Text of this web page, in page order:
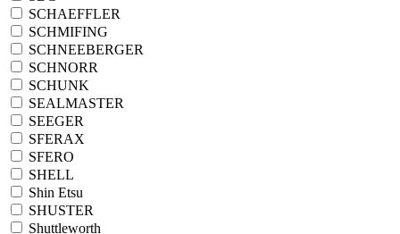
SCHAEFFLER
SCHMIFING
SCHNEEBERGER
SCHNORR
SCHUNK
SEALMASTER
SEEGER
SFERAX
SFERO
SHELL
Shin Etsu
SHUSTER
Shuttleworth